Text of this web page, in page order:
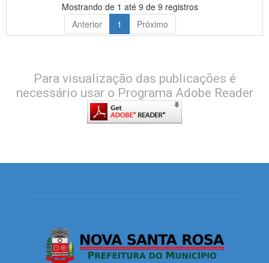
Mostrando de 1 até 9 de 9 registros
Anterior
1 Próximo
Para visualização das publicações é
necessário usar o Programa Adobe Reader